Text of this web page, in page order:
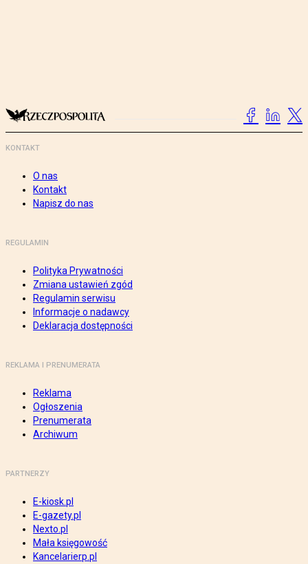
KONTAKT
O nas
Kontakt
Napisz do nas
REGULAMIN
Polityka Prywatności
Zmiana ustawień zgód
Regulamin serwisu
Informacje o nadawcy
Deklaracja dostępności
REKLAMA I PRENUMERATA
Reklama
Ogłoszenia
Prenumerata
Archiwum
PARTNERZY
E-kiosk.pl
E-gazety.pl
Nexto.pl
Mała księgowość
Kancelarierp.pl